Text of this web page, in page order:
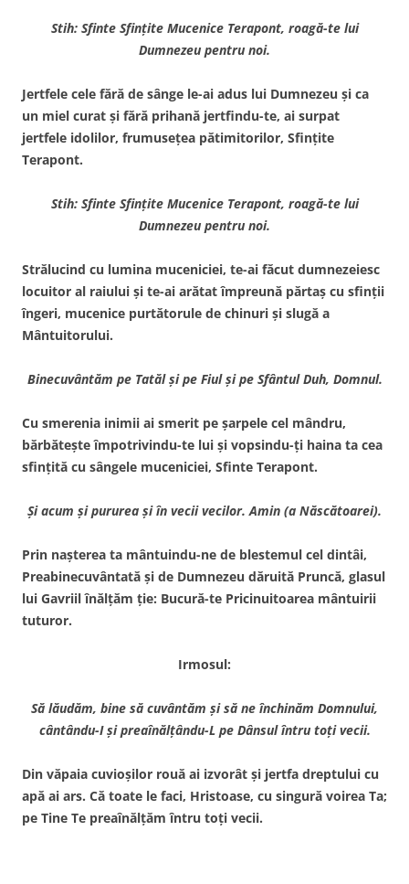
Stih: Sfinte Sfinţite Mucenice Terapont, roagă-te lui
Dumnezeu pentru noi.
Jertfele cele fără de sânge le-ai adus lui Dumnezeu şi ca
un miel curat şi fără prihană jertfindu-te, ai surpat
jertfele idolilor, frumuseţea pătimitorilor, Sfinţite
Terapont.
Stih: Sfinte Sfinţite Mucenice Terapont, roagă-te lui
Dumnezeu pentru noi.
Strălucind cu lumina muceniciei, te-ai făcut dumnezeiesc
locuitor al raiului şi te-ai arătat împreună părtaş cu sfinţii
îngeri, mucenice purtătorule de chinuri şi slugă a
Mântuitorului.
Binecuvântăm pe Tatăl şi pe Fiul şi pe SfântulDuh, Domnul.
Cu smerenia inimii ai smerit pe şarpele cel mândru,
bărbăteşte împotrivindu-te lui şi vopsindu-ţi haina ta cea
sfinţită cu sângele muceniciei, Sfinte Terapont.
Şi acum şi pururea şi în vecii vecilor. Amin (a Născătoarei).
Prin naşterea ta mântuindu-ne de blestemul cel dintâi,
Preabinecuvântată şi de Dumnezeu dăruită Pruncă, glasul
lui Gavriil înălţăm ţie: Bucură-te Pricinuitoarea mântuirii
tuturor.
Irmosul:
Să lăudăm, bine să cuvântăm şi să ne închinăm Domnului,
cântându-I şi preaînălţându-L pe Dânsul întru toţi vecii.
Din văpaia cuvioşilor rouă ai izvorât şi jertfa dreptului cu
apă ai ars. Că toate le faci, Hristoase, cu singură voirea Ta;
pe Tine Te preaînălţăm întru toţi vecii.